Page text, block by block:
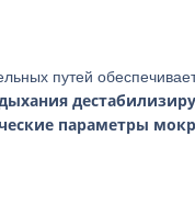
путей
параметры